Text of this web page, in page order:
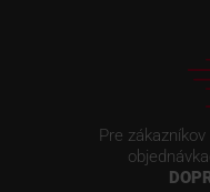
Pre